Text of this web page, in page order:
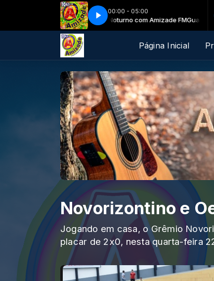
00:00 - 05:00
Guarda Noturno com Amizade FMGuarda Noturno
Página Inicial
Novorizontino e
Jogando em casa, o Grêmio
placar de 2x0, nesta quarta-feira